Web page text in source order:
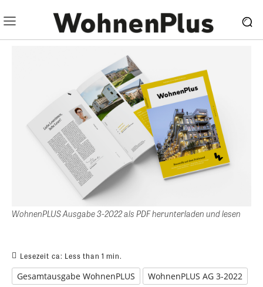
WohnenPLUS Ausgabe 3-2022 als PDF herunterladen und lesen
Lesezeit ca: Less than 1 min.
Gesamtausgabe WohnenPLUS WohnenPLUS AG 3-2022